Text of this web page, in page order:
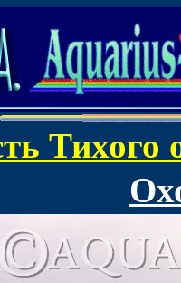
Тихого